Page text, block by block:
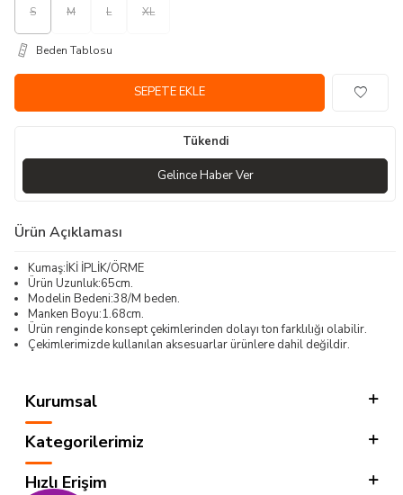
S M L XL
Beden Tablosu
SEPETE EKLE
Tükendi
Gelince Haber Ver
Ürün Açıklaması
Kumaş:İKİ İPLİK/ÖRME
Ürün Uzunluk:65cm.
Modelin Bedeni:38/M beden.
Manken Boyu:1.68cm.
Ürün renginde konsept çekimlerinden dolayı ton farklılığı olabilir.
Çekimlerimizde kullanılan aksesuarlar ürünlere dahil değildir.
Kurumsal
Kategorilerimiz
Hızlı Erişim